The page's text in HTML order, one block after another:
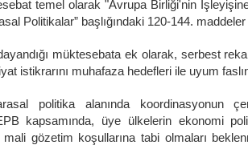
temel olarak "Avrupa Birliği'nin
Politikalar” başlığındaki 120-144.
müktesebata ek olarak, serbest
istikrarını muhafaza hedefleri ile uyum
politika alanında koordinasyonun
kapsamında, üye ülkelerin ekonomi
mali gözetim koşullarına tabi olmaları